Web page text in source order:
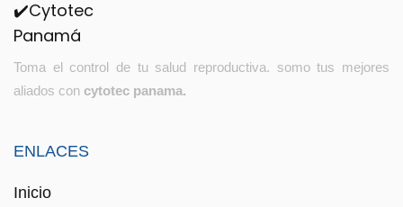
Toma el control de tu salud reproductiva. somo tus mejores
aliados con cytotec panama.
ENLACES
Inicio